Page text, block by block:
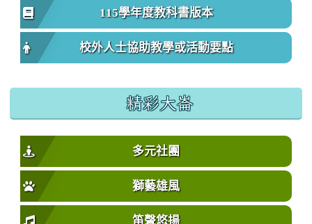
115學年度教科書版本
校外人士協助教學或活動要點
精彩大崙
多元社團
獅藝雄風
笛聲悠揚